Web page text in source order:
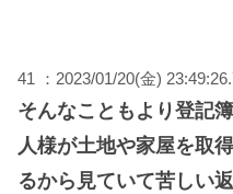
41 ：2023/01/20(金)
そんなこともより登記
人様が土地や家屋を取
るから見ていて苦しい